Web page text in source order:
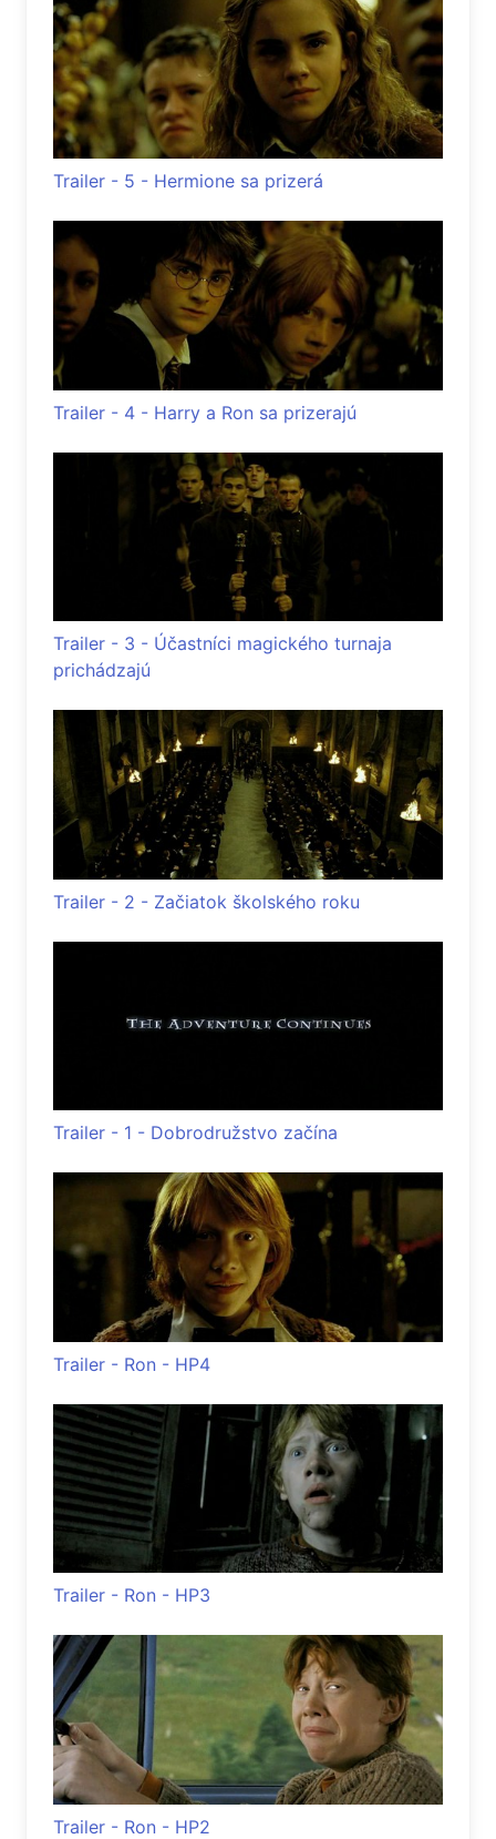
Trailer - 5 - Hermione sa prizerá
Trailer - 4 - Harry a Ron sa prizerajú
Trailer - 3 - Účastníci magického turnaja
prichádzajú
Trailer - 2 - Začiatok školského roku
Trailer - 1 - Dobrodružstvo začína
Trailer - Ron - HP4
Trailer - Ron - HP3
Trailer - Ron - HP2